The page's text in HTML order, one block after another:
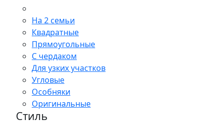
На 2 семьи
Квадратные
Прямоугольные
С чердаком
Для узких участков
Угловые
Особняки
Оригинальные
Стиль